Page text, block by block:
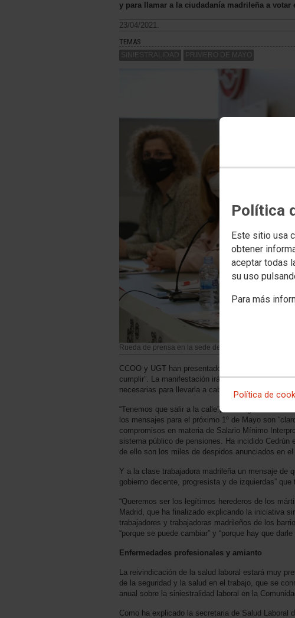
Política
Este sitio usa
obtener
aceptar todas
su uso
Para más
Política de
y para llamar a la ciudadanía madrileña a
23/04/2021.
TEMAS
SINIESTRALIDAD PRIMERO DE MAYO
Rueda de prensa en la sede de UGT Madrid
CCOO y UGT han presentado este viernes la
cumplir”. La manifestación irá desde Neptuno a
necesarias para llevarla a cabo.
“Tenemos que salir a la calle”, ha asegurado el
los mensajes para el próximo 1º de Mayo son
compromisos en materia de Salario Mínimo
sistema público de pensiones. Ha incidido Cedrún
de ello son los miles de despidos anunciados en
Y a la clase trabajadora madrileña un mensaje de
gobierno decente, progresista y de izquierdas”
“Queremos ser los legítimos herederos de los
Madrid, que ha finalizado explicando la iniciativa
trabajadores y trabajadoras madrileños de los
“porque se puede cambiar” y “porque hay que
Enfermedades profesionales y amianto
La reivindicación de la salud laboral estará muy
de la seguridad y la salud en el trabajo, que se
anual sobre la siniestralidad laboral en la
Como ha explicado la secretaria de Salud Laboral